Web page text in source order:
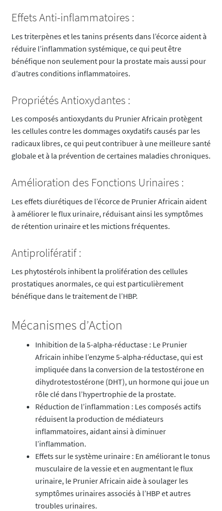
Effets Anti-inflammatoires :
Les triterpènes et les tanins présents dans l’écorce aident à
réduire l’inflammation systémique, ce qui peut être
bénéfique non seulement pour la prostate mais aussi pour
d’autres conditions inflammatoires.
Propriétés Antioxydantes :
Les composés antioxydants du Prunier Africain protègent
les cellules contre les dommages oxydatifs causés par les
radicaux libres, ce qui peut contribuer à une meilleure santé
globale et à la prévention de certaines maladies chroniques.
Amélioration des Fonctions Urinaires :
Les effets diurétiques de l’écorce de Prunier Africain aident
à améliorer le flux urinaire, réduisant ainsi les symptômes
de rétention urinaire et les mictions fréquentes.
Antiprolifératif :
Les phytostérols inhibent la prolifération des cellules
prostatiques anormales, ce qui est particulièrement
bénéfique dans le traitement de l’HBP.
Mécanismes d’Action
Inhibition de la 5-alpha-réductase : Le Prunier
Africain inhibe l’enzyme 5-alpha-réductase, qui est
impliquée dans la conversion de la testostérone en
dihydrotestostérone (DHT), un hormone qui joue un
rôle clé dans l’hypertrophie de la prostate.
Réduction de l’inflammation : Les composés actifs
réduisent la production de médiateurs
inflammatoires, aidant ainsi à diminuer
l’inflammation.
Effets sur le système urinaire : En améliorant le tonus
musculaire de la vessie et en augmentant le flux
urinaire, le Prunier Africain aide à soulager les
symptômes urinaires associés à l’HBP et autres
troubles urinaires.